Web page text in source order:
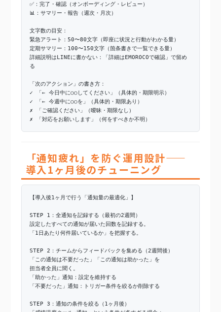
✅：完了・確認（オンボーディング・レビュー）
📊：サマリー・報告（週次・月次）
文字数の目安：
緊急アラート：50〜80文字（即座に状況と行動がわかる量）
定期サマリー：100〜150文字（箇条書きで一覧できる量）
詳細説明はLINEに書かない：「詳細はEMOROCOで確認」で留め
る
「次のアクション」の書き方：
✓ 「← 今日中に○○してください」（具体的・期限明示）
✓ 「← 今週中に○○を」（具体的・期限あり）
✗ 「ご確認ください」（曖昧・期限なし）
✗ 「対応をお願いします」（何をすべきか不明）
「通知疲れ」を防ぐ運用設計——
導入1ヶ月後のチューニング
【導入後1ヶ月で行う「通知量の最適化」】
STEP 1：全通知を記録する（最初の2週間）
設定したすべての通知が届いた回数を記録する。
「1日あたり何件届いているか」を把握する。
STEP 2：チームからフィードバックを集める（2週間後）
「この通知は不要だった」「この通知は助かった」を
担当者全員に聞く。
「助かった」通知：設定を維持する
「不要だった」通知：トリガー条件を絞るか削除する
STEP 3：通知の条件を絞る（1ヶ月後）